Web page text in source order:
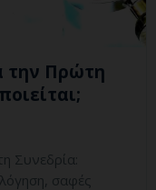
την Πρώτη
Συνεδρία:
σαφές